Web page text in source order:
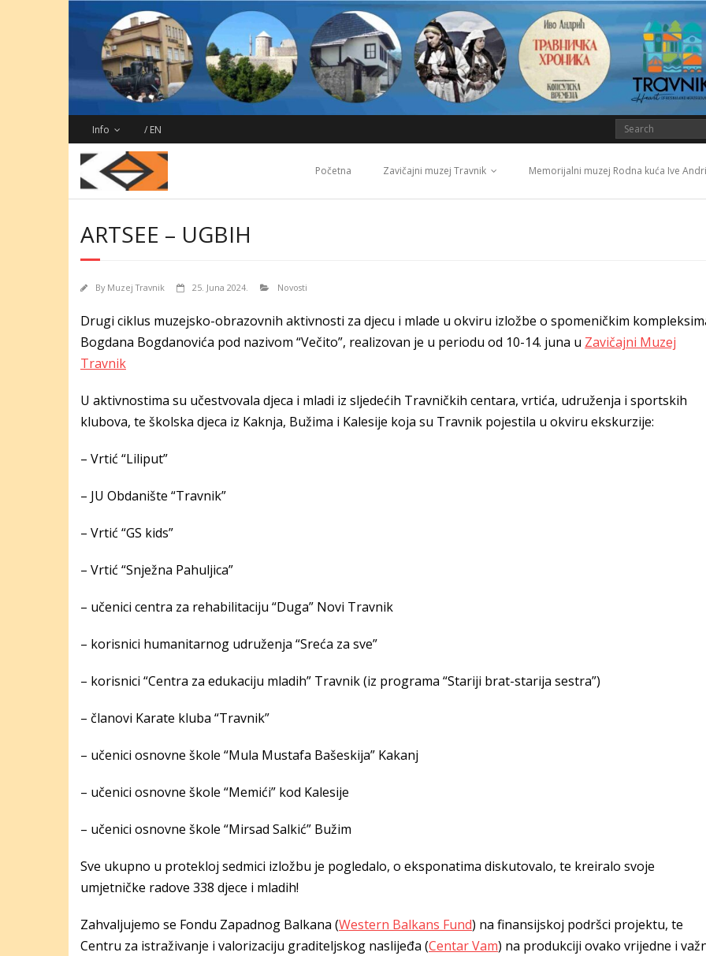
Info / EN
Početna Zavičajni muzej Travnik Memorijalni muzej Rodna kuća Ive
ARTSEE – UGBIH
By Muzej Travnik 25. Juna 2024. Novosti
Drugi ciklus muzejsko-obrazovnih aktivnosti za djecu i mlade u okviru izložbe o spomeničkim
Bogdana Bogdanovića pod nazivom “Večito”, realizovan je u periodu od 10-14. juna u Zavičajni Muzej
Travnik
U aktivnostima su učestvovala djeca i mladi iz sljedećih Travničkih centara, vrtića, udruženja i sportskih
klubova, te školska djeca iz Kaknja, Bužima i Kalesije koja su Travnik pojestila u okviru ekskurzije:
– Vrtić “Liliput”
– JU Obdanište “Travnik”
– Vrtić “GS kids”
– Vrtić “Snježna Pahuljica”
– učenici centra za rehabilitaciju “Duga” Novi Travnik
– korisnici humanitarnog udruženja “Sreća za sve”
– korisnici “Centra za edukaciju mladih” Travnik (iz programa “Stariji brat-starija sestra”)
– članovi Karate kluba “Travnik”
– učenici osnovne škole “Mula Mustafa Bašeskija” Kakanj
– učenici osnovne škole “Memići” kod Kalesije
– učenici osnovne škole “Mirsad Salkić” Bužim
Sve ukupno u protekloj sedmici izložbu je pogledalo, o eksponatima diskutovalo, te kreiralo svoje
umjetničke radove 338 djece i mladih!
Zahvaljujemo se Fondu Zapadnog Balkana (Western Balkans Fund) na finansijskoj podršci projektu, te
Centru za istraživanje i valorizaciju graditeljskog naslijeđa (Centar Vam) na produkciji ovako vrijedne i